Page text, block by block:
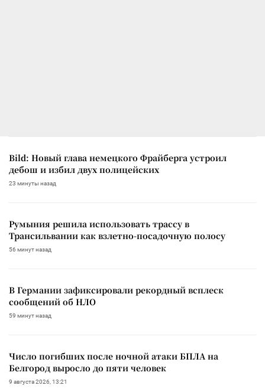
Bild: Новый глава немецкого Фрайберга устроил
дебош и избил двух полицейских
23 минуты назад
Румыния решила использовать трассу в
Трансильвании как взлетно-посадочную полосу
56 минут назад
В Германии зафиксировали рекордный всплеск
сообщений об НЛО
59 минут назад
Число погибших после ночной атаки БПЛА на
Белгород выросло до пяти человек
9 августа 2026, 13:21